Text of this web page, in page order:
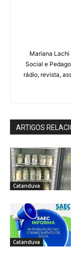
Mariana
Social e
rádio, revista,
ARTIGOS
Catanduva
Catanduva